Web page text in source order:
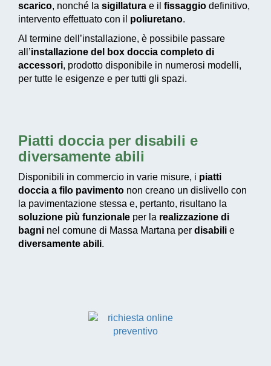
scarico, nonché la sigillatura e il fissaggio definitivo,
intervento effettuato con il poliuretano.
Al termine dell’installazione, è possibile passare
all’installazione del box doccia completo di
accessori, prodotto disponibile in numerosi modelli,
per tutte le esigenze e per tutti gli spazi.
Piatti doccia per disabili e
diversamente abili
Disponibili in commercio in varie misure, i piatti
doccia a filo pavimento non creano un dislivello con
la pavimentazione stessa e, pertanto, risultano la
soluzione più funzionale per la realizzazione di
bagni nel comune di Massa Martana per disabili e
diversamente abili.